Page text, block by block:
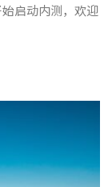
启动内测，欢迎